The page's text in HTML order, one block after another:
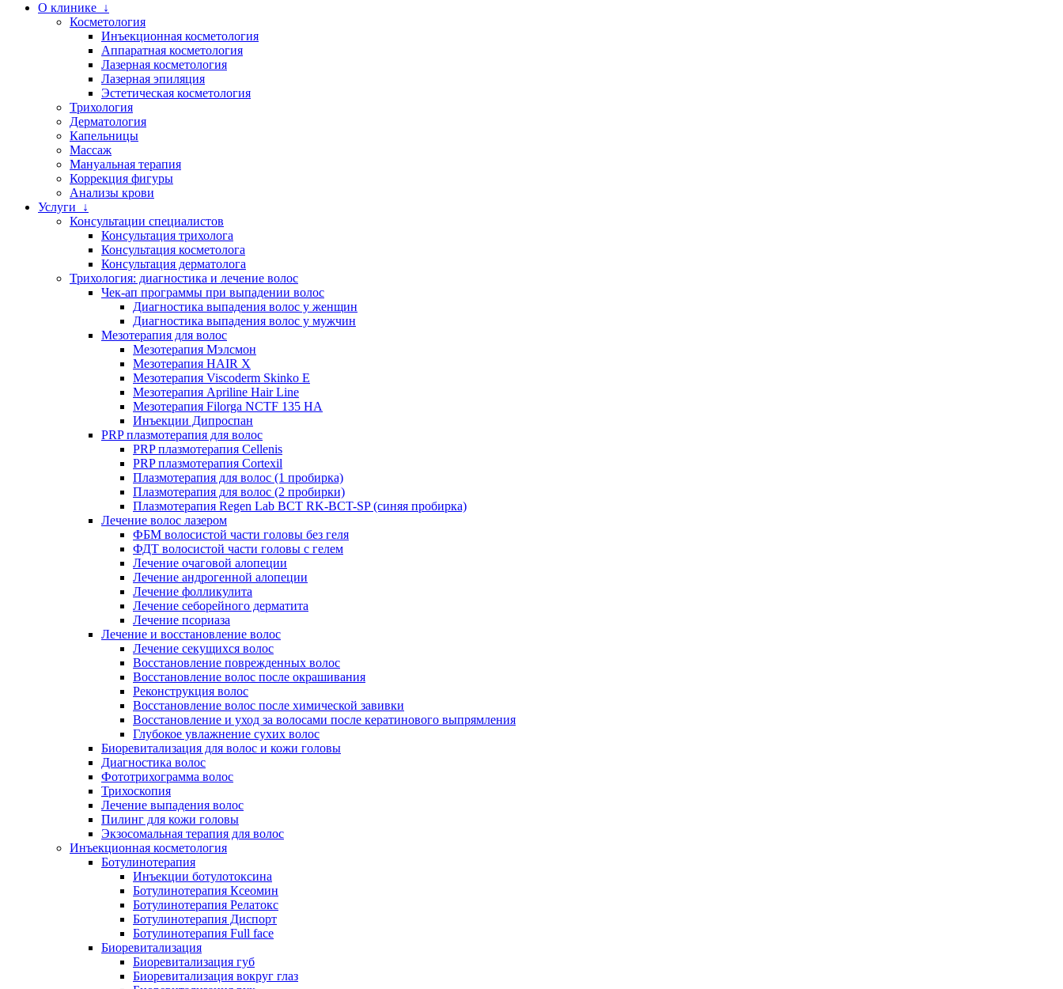
О клинике ↓
Косметология
Инъекционная косметология
Аппаратная косметология
Лазерная косметология
Лазерная эпиляция
Эстетическая косметология
Трихология
Дерматология
Капельницы
Массаж
Мануальная терапия
Коррекция фигуры
Анализы крови
Услуги ↓
Консультации специалистов
Консультация трихолога
Консультация косметолога
Консультация дерматолога
Трихология: диагностика и лечение волос
Чек-ап программы при выпадении волос
Диагностика выпадения волос у женщин
Диагностика выпадения волос у мужчин
Мезотерапия для волос
Мезотерапия Мэлсмон
Мезотерапия HAIR X
Мезотерапия Viscoderm Skinko E
Мезотерапия Apriline Hair Line
Мезотерапия Filorga NCTF 135 HA
Инъекции Дипроспан
PRP плазмотерапия для волос
PRP плазмотерапия Cellenis
PRP плазмотерапия Cortexil
Плазмотерапия для волос (1 пробирка)
Плазмотерапия для волос (2 пробирки)
Плазмотерапия Regen Lab BCT RK-BCT-SP (синяя пробирка)
Лечение волос лазером
ФБМ волосистой части головы без геля
ФДТ волосистой части головы с гелем
Лечение очаговой алопеции
Лечение андрогенной алопеции
Лечение фолликулита
Лечение себорейного дерматита
Лечение псориаза
Лечение и восстановление волос
Лечение секущихся волос
Восстановление поврежденных волос
Восстановление волос после окрашивания
Реконструкция волос
Восстановление волос после химической завивки
Восстановление и уход за волосами после кератинового выпрямления
Глубокое увлажнение сухих волос
Биоревитализация для волос и кожи головы
Диагностика волос
Фототрихограмма волос
Трихоскопия
Лечение выпадения волос
Пилинг для кожи головы
Экзосомальная терапия для волос
Инъекционная косметология
Ботулинотерапия
Инъекции ботулотоксина
Ботулинотерапия Ксеомин
Ботулинотерапия Релатокс
Ботулинотерапия Диспорт
Ботулинотерапия Full face
Биоревитализация
Биоревитализация губ
Биоревитализация вокруг глаз